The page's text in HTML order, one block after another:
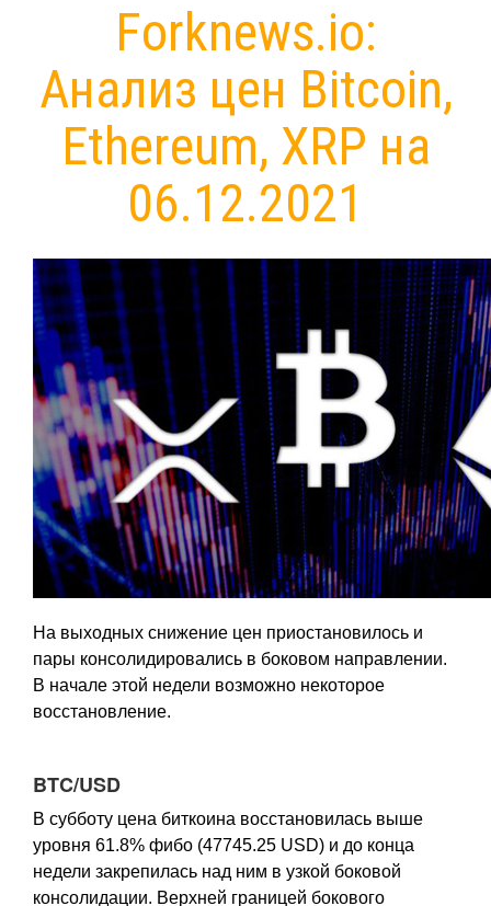
Forknews.io:
Анализ цен Bitcoin,
Ethereum, XRP на
06.12.2021
На выходных снижение цен приостановилось и
пары консолидировались в боковом направлении.
В начале этой недели возможно некоторое
восстановление.
BTC/USD
В субботу цена биткоина восстановилась выше
уровня 61.8% фибо (47745.25 USD) и до конца
недели закрепилась над ним в узкой боковой
консолидации. Верхней границей бокового